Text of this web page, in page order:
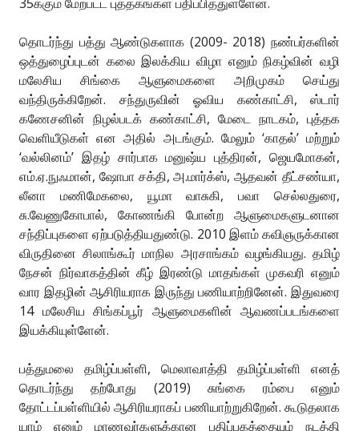
தொடர்ந்து பத்து ஆண்டுகளாக (2009- 2018) நண்பர்களின்
ஒத்துழைப்புடன் கலை இலக்கிய விழா எனும் நிகழ்வின் வழி
மலேசிய சிங்கை ஆளுமைகளை அறிமுகம் செய்து
வந்திருக்கிறேன். சந்துருவின் ஓவிய கண்காட்சி, ஸ்டார்
கணேசனின் நிழல்படக் கண்காட்சி, மேடை நாடகம், புத்தக
வெளியீடுகள் என அதில் அடங்கும். மேலும் ‘காதல்’ மற்றும்
‘வல்லினம்’ இதழ் சார்பாக மனுஷ்ய புத்திரன், ஜெயமோகன்,
எம்.ஏ.நுஃமான், ஷோபா சக்தி, அ.மார்க்ஸ், ஆதவன் தீட்சண்யா,
லீனா மணிமேகலை, யூமா வாசுகி, பவா செல்லதுரை,
சு.வேணுகோபால், கோணங்கி போன்ற ஆளுமைகளுடனான
சந்திப்புகளை ஏற்படுத்தியதுண்டு. 2010 இளம் கவிஞருக்கான
விருதினை சிலாங்கூர் மாநில அரசாங்கம் வழங்கியது. தமிழ்
நேசன் நிர்வாகத்தின் கீழ் இரண்டு மாதங்கள் முகவரி எனும்
வார இதழின் ஆசிரியராக இருந்து பணியாற்றினேன். இதுவரை
14 மலேசிய சிங்கப்பூர் ஆளுமைகளின் ஆவணப்படங்களை
இயக்கியுள்ளேன்.
பத்துமலை தமிழ்ப்பள்ளி, மெலாவாத்தி தமிழ்ப்பள்ளி எனத்
தொடர்ந்து தற்போது (2019) சுங்கை ரம்பை எனும்
தோட்டப்பள்ளியில் ஆசிரியராகப் பணியாற்றுகிறேன். கூடுதலாக
யாழ் எனும் மாணவர்களுக்கான பதிப்பகத்தையும் நடத்தி